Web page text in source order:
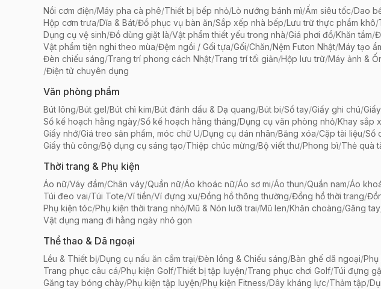
Nồi cơm điện/Máy pha cà phê/Thiết bị bếp nhỏ/Lò nướng bánh mì/Ấm siêu tốc/Dao
Hộp cơm trưa/Dĩa & Bát/Đồ phục vụ bàn ăn/Sắp xếp nhà bếp/Lưu trữ thực phẩm khô/
Dụng cụ vệ sinh/Đồ dùng giặt là/Vật phẩm thiết yếu trong nhà/Giá phơi đồ/Khăn tắm/
Vật phẩm tiện nghi theo mùa/Đệm ngồi / Gối tựa/Gối/Chăn/Nệm Futon Nhật/Máy tạo
Đèn chiếu sáng/Trang trí phong cách Nhật/Trang trí tối giản/Hộp lưu trữ/Máy ảnh &
/Điện tử chuyên dụng
Văn phòng phẩm
Bút lông/Bút gel/Bút chì kim/Bút đánh dấu & Dạ quang/Bút bi/Sổ tay/Giấy ghi chú/
Sổ kế hoạch hằng ngày/Sổ kế hoạch hằng tháng/Dụng cụ văn phòng nhỏ/Khay sắp
Giấy nhớ/Giá treo sản phẩm, móc chữ U/Dụng cụ dán nhãn/Băng xóa/Cặp tài liệu/Sổ
Giấy thủ công/Bộ dụng cụ sáng tạo/Thiệp chúc mừng/Bộ viết thư/Phong bì/Thẻ quà
Thời trang & Phụ kiện
Áo nữ/Váy đầm/Chân váy/Quần nữ/Áo khoác nữ/Áo sơ mi/Áo thun/Quần nam/Áo
Túi đeo vai/Túi Tote/Ví tiền/Ví đựng xu/Đồng hồ thông thường/Đồng hồ thời trang/
Phụ kiện tóc/Phụ kiện thời trang nhỏ/Mũ & Nón lưỡi trai/Mũ len/Khăn choàng/Găng tay
Vật dụng mang đi hằng ngày nhỏ gọn
Thể thao & Dã ngoại
Lều & Thiết bị/Dụng cụ nấu ăn cắm trại/Đèn lồng & Chiếu sáng/Bàn ghế dã ngoại/Phụ
Trang phục câu cá/Phụ kiện Golf/Thiết bị tập luyện/Trang phục chơi Golf/Túi đựng
Găng tay bóng chày/Phụ kiện tập luyện/Phụ kiện Fitness/Dây kháng lực/Thảm tập/